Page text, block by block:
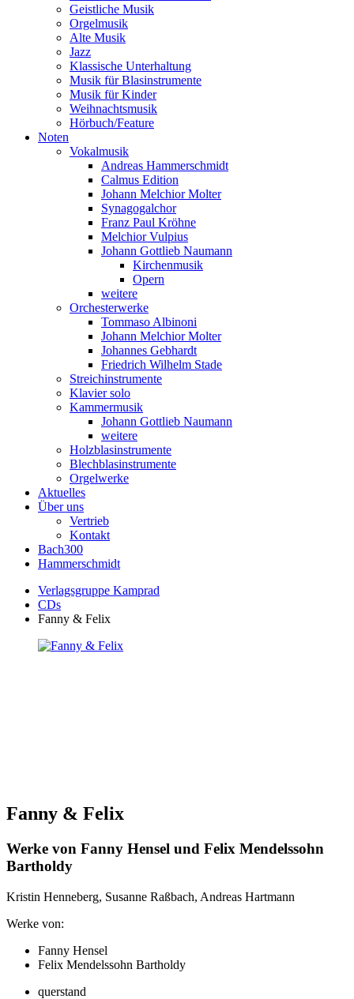
Geistliche Musik
Orgelmusik
Alte Musik
Jazz
Klassische Unterhaltung
Musik für Blasinstrumente
Musik für Kinder
Weihnachtsmusik
Hörbuch/Feature
Noten
Vokalmusik
Andreas Hammerschmidt
Calmus Edition
Johann Melchior Molter
Synagogalchor
Franz Paul Kröhne
Melchior Vulpius
Johann Gottlieb Naumann
Kirchenmusik
Opern
weitere
Orchesterwerke
Tommaso Albinoni
Johann Melchior Molter
Johannes Gebhardt
Friedrich Wilhelm Stade
Streichinstrumente
Klavier solo
Kammermusik
Johann Gottlieb Naumann
weitere
Holzblasinstrumente
Blechblasinstrumente
Orgelwerke
Aktuelles
Über uns
Vertrieb
Kontakt
Bach300
Hammerschmidt
Verlagsgruppe Kamprad
CDs
Fanny & Felix
Fanny & Felix
Werke von Fanny Hensel und Felix Mendelssohn
Bartholdy
Kristin Henneberg, Susanne Raßbach, Andreas Hartmann
Werke von:
Fanny Hensel
Felix Mendelssohn Bartholdy
querstand